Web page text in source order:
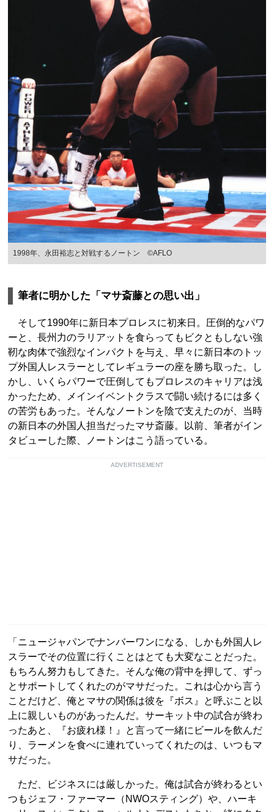
1998年、永田裕志と対戦するノートン ©AFLO
筆者に明かした「マサ斎藤との思い出」
そして1990年に新日本プロレスに初来日。圧倒的なパワ
ーと、長州力のラリアットを食らってもビクともしない強
靭な肉体で強烈なインパクトを与え、早々に新日本のトッ
プ外国人レスラーとしてレギュラーの座を勝ち取った。し
かし、いくらパワーで圧倒してもプロレスのキャリアは浅
かったため、メインイベントクラスで闘い続けるには多く
の苦労もあった。そんなノートンを陰で支えたのが、当時
の新日本の外国人担当だったマサ斎藤。以前、筆者がイン
タビューした際、ノートンはこう語っている。
ADVERTISEMENT
「ニュージャパンでナンバーワンになる、しかも外国人レ
スラーでその位置に行くことはとても大変なことだった。
もちろん努力もしてきた。そんな俺の背中を押して、ずっ
とサポートしてくれたのがマサだった。これは心から言う
ことだけど、俺とマサの関係は彼を『ボス』と呼ぶこと以
上に親しいものがあったんだ。サーキット中の試合が終わ
ったあと、『お疲れ様！』と言って一緒にビールを飲んだ
り、ラーメンを食べに連れていってくれたのは、いつもマ
サだった。
ただ、ビジネスには厳しかった。俺は試合が終わるとい
つもジェフ・ファーマー（NWOスティング）や、ハーキ